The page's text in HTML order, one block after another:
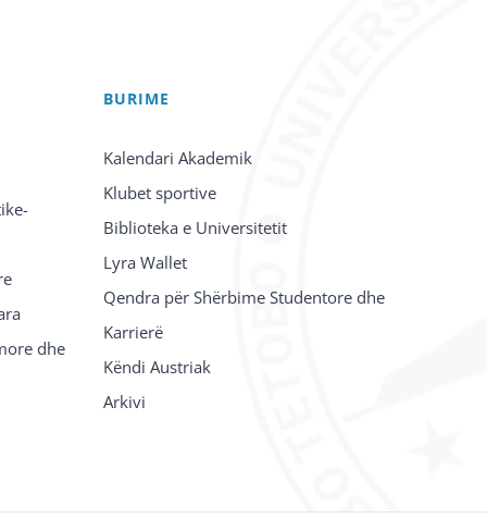
dhe
BURIME
Kalendari Akademik
Klubet sportive
Biblioteka e Universitetit
Lyra Wallet
Qendra për Shërbime Studentore dhe
Karrierë
Këndi Austriak
Arkivi